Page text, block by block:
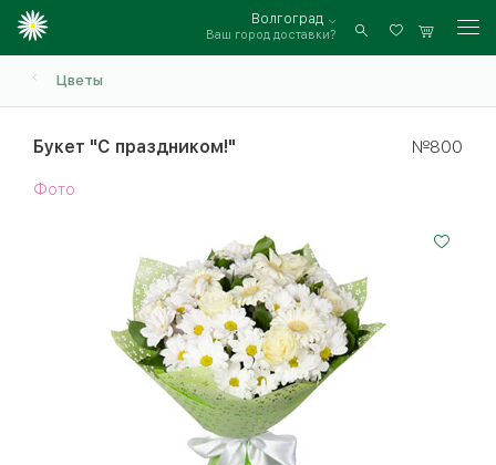
Волгоград
Ваш город доставки? Войти
Цветы
Букет "С праздником!" №800
Фото